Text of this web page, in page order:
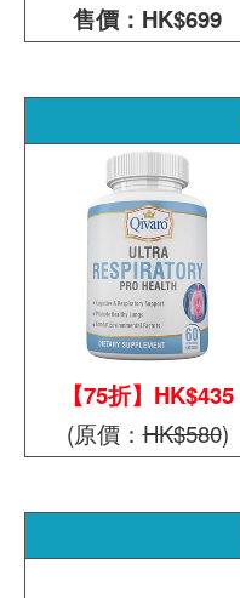
售價：HK$699
【75折】HK$435
(原價：HK$580)